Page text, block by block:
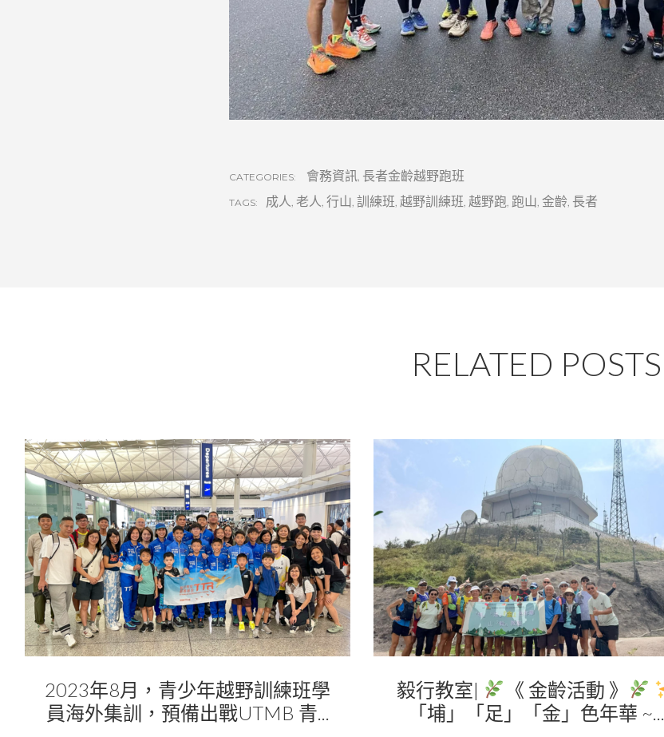
CATEGORIES: 會務資訊, 長者金齡越野跑班
TAGS: 成人, 老人, 行山, 訓練班, 越野訓練班, 越野跑, 跑山, 金齡, 長者
RELATED POSTS
2023年8月，青少年越野訓練班學
員海外集訓，預備出戰UTMB 青...
毅行教室|
《 金齡活動 》
「埔」「足」「金」色年華 ~...